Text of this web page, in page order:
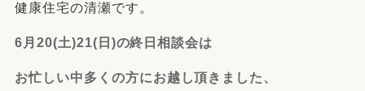
健康住宅の清瀬です。
6月20(土)21(日)の終日相談会は
お忙しい中多くの方にお越し頂きました、